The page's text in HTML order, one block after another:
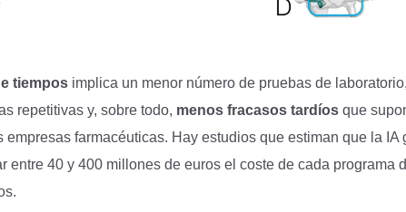
tiempos implica un menor número de pruebas de
repetitivas y, sobre todo, menos fracasos tardíos que
empresas farmacéuticas. Hay estudios que estiman que la IA
entre 40 y 400 millones de euros el coste de cada programa